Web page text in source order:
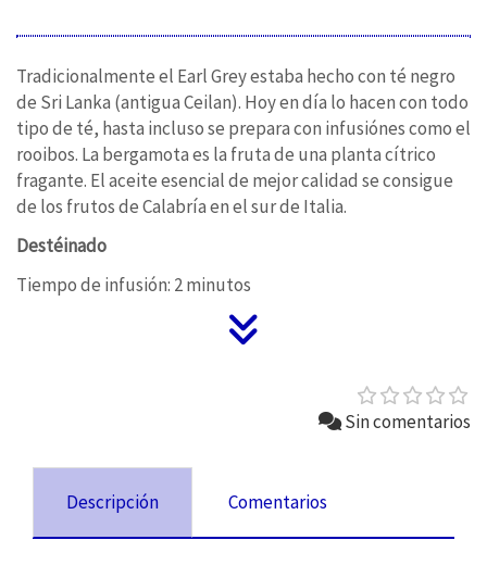
Tradicionalmente el Earl Grey estaba hecho con té negro
de Sri Lanka (antigua Ceilan). Hoy en día lo hacen con todo
tipo de té, hasta incluso se prepara con infusiónes como el
rooibos. La bergamota es la fruta de una planta cítrico
fragante. El aceite esencial de mejor calidad se consigue
de los frutos de Calabría en el sur de Italia.
Destéinado
Tiempo de infusión: 2 minutos
Sin comentarios
Descripción Comentarios